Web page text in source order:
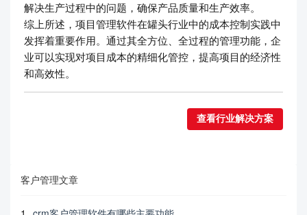
解决生产过程中的问题，确保产品质量和生产效率。
综上所述，项目管理软件在罐头行业中的成本控制实践中
发挥着重要作用。通过其全方位、全过程的管理功能，企
业可以实现对项目成本的精细化管控，提高项目的经济性
和高效性。
查看行业解决方案
客户管理文章